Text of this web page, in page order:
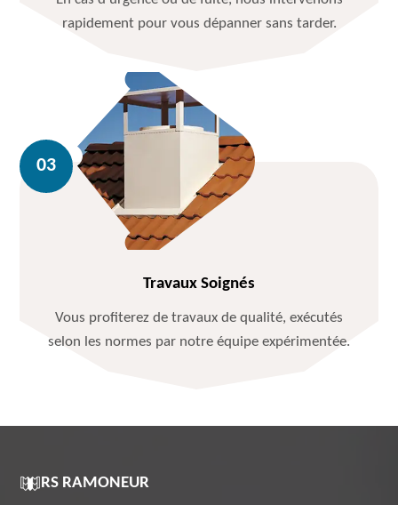
rapidement pour vous dépanner sans tarder.
Travaux Soignés
Vous profiterez de travaux de qualité, exécutés
selon les normes par notre équipe expérimentée.
RS RAMONEUR